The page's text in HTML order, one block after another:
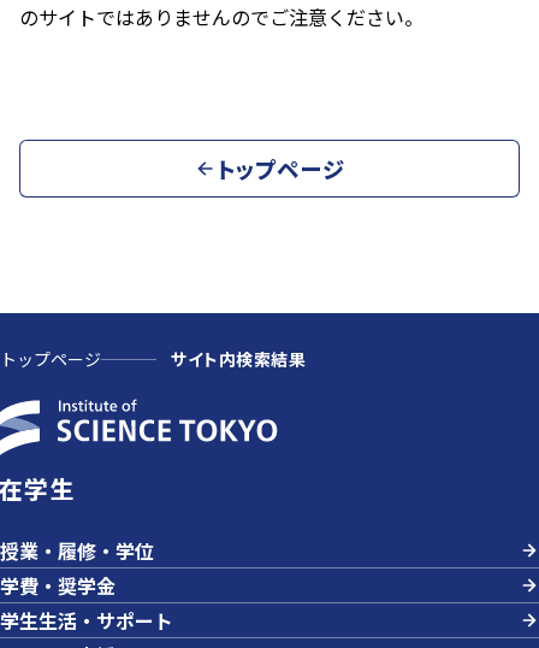
のサイトではありませんのでご注意ください。
トップページ
トップページ サイト内検索結果
在学生
授業・履修・学位
学費・奨学金
学生生活・サポート